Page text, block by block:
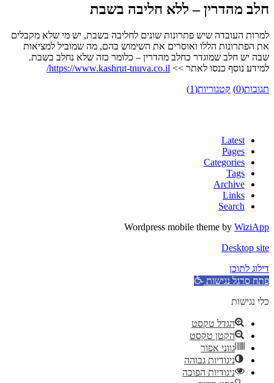
חלב מהדרין – ללא חליבה בשבת
למרות העובדה שיש פתרונות שונים לחליבה בשבת, יש מי שלא מקבלים
את הפתרונות הללו ואוסרים את השימוש בהם, מה שמוביל למציאות
שבה יש חלב שמוגדר כחלב מהדרין – כלומר כזה שלא נחלב בשבת.
למידע נוסף כנסו לאתר >> https://www.kashrut-tnuva.co.il/
תגובות(0)
קטגוריות(1)
Latest
Pages
Categories
Tags
Archive
Links
Search
Wordpress mobile theme by WiziApp
Desktop site
דילוג לתוכן
פתח סרגל נגישות
כלי נגישות
הגדל טקסט
הקטן טקסט
גווני אפור
ניגודיות גבוהה
ניגודיות הפוכה